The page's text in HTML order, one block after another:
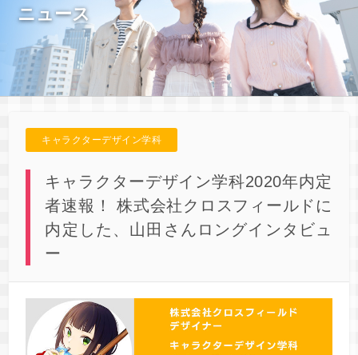
ニュース
キャラクターデザイン学科
キャラクターデザイン学科2020年内定
者速報！ 株式会社クロスフィールドに
内定した、山田さんロングインタビュ
ー